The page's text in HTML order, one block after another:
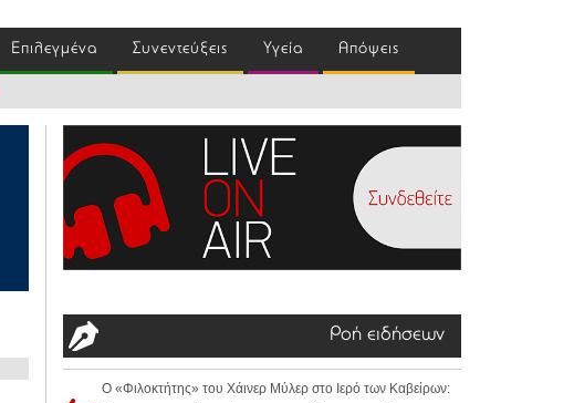
Επιλεγμένα Συνεντεύξεις Υγεία Απόψεις
Ροή ειδήσεων
Ο «Φιλοκτήτης» του Χάινερ Μύλερ στο Ιερό των Καβείρων: